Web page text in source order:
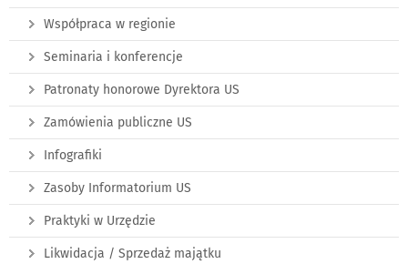
Współpraca w regionie
Seminaria i konferencje
Patronaty honorowe Dyrektora US
Zamówienia publiczne US
Infografiki
Zasoby Informatorium US
Praktyki w Urzędzie
Likwidacja / Sprzedaż majątku